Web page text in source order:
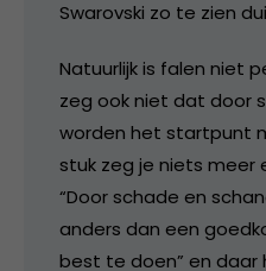
Swarovski zo te zien
Natuurlijk is falen niet
zeg ook niet dat door
worden het startpunt
stuk zeg je niets meer
“Door schade en
anders dan een
best te doen” en daar